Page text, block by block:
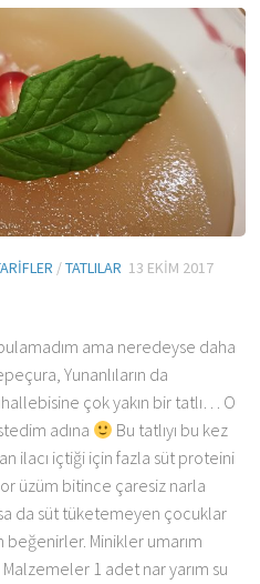
/TATLILAR 13 EKIM 2017
ama neredeyse daha
Yunanlıların da
çok yakın bir tatlı… O
adına
Bu tatlıyı bu kez
ilacı içtiği için fazla süt proteini
üzüm bitince çaresiz narla
da süt tüketemeyen çocuklar
beğenirler. Minikler umarım
1 adet nar yarım su